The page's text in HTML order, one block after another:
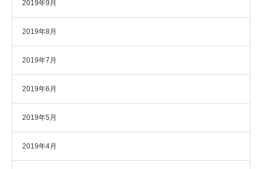
2019年9月
2019年8月
2019年7月
2019年6月
2019年5月
2019年4月